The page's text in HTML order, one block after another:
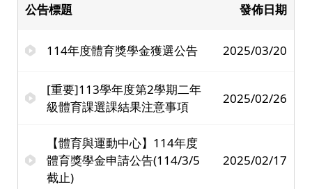
公告標題 發佈日期
114年度體育獎學金獲選公告 2025/03/20
[重要]113學年度第2學期二年
級體育課選課結果注意事項
2025/02/26
【體育與運動中心】114年度
體育獎學金申請公告(114/3/5
截止)
2025/02/17